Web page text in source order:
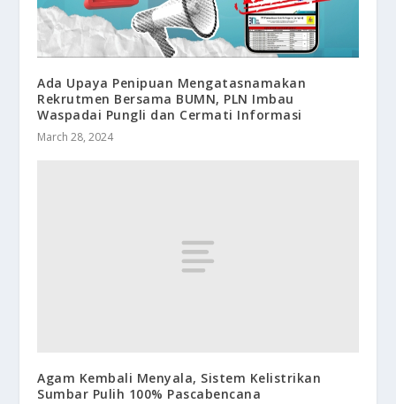
Ada Upaya Penipuan Mengatasnamakan
Rekrutmen Bersama BUMN, PLN Imbau
Waspadai Pungli dan Cermati Informasi
March 28, 2024
Agam Kembali Menyala, Sistem Kelistrikan
Sumbar Pulih 100% Pascabencana